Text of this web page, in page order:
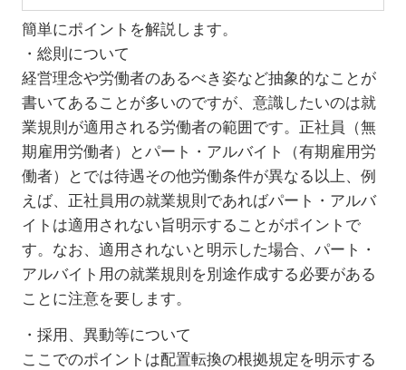
簡単にポイントを解説します。
・総則について
経営理念や労働者のあるべき姿など抽象的なことが
書いてあることが多いのですが、意識したいのは就
業規則が適用される労働者の範囲です。正社員（無
期雇用労働者）とパート・アルバイト（有期雇用労
働者）とでは待遇その他労働条件が異なる以上、例
えば、正社員用の就業規則であればパート・アルバ
イトは適用されない旨明示することがポイントで
す。なお、適用されないと明示した場合、パート・
アルバイト用の就業規則を別途作成する必要がある
ことに注意を要します。
・採用、異動等について
ここでのポイントは配置転換の根拠規定を明示する